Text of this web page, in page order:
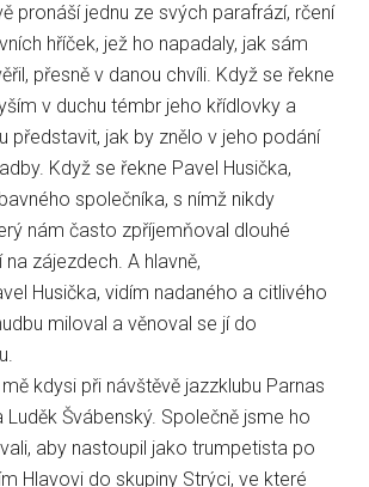
pronáší jednu ze svých parafrází, rčení
hříček, jež ho napadaly, jak sám
přesně v danou chvíli. Když se řekne
v duchu témbr jeho křídlovky a
představit, jak by znělo v jeho podání
Když se řekne Pavel Husička,
společníka, s nímž nikdy
nám často zpříjemňoval dlouhé
zájezdech. A hlavně,
Husička, vidím nadaného a citlivého
miloval a věnoval se jí do
při návštěvě jazzklubu Parnas
Luděk Švábenský. Společně jsme ho
aby nastoupil jako trumpetista po
Hlavovi do skupiny Strýci, ve které